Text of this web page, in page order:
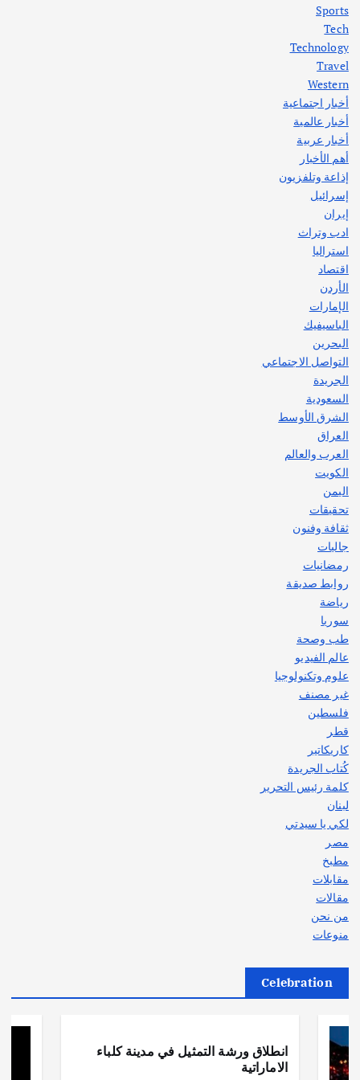
أهم الأخبار
اختتام ورشة السينوغرافيا في مدينة كلباء الاماراتية
أغسطس 3, 2026
Sports
Tech
Technology
Travel
Western
أخبار اجتماعية
أخبار عالمية
أخبار عربية
أهم الأخبار
إذاعة وتلفزيون
إسرائيل
إيران
ادب وتراث
استراليا
اقتصاد
الأردن
الإمارات
الباسيفيك
البحرين
التواصل الاجتماعي
الجريدة
السعودية
الشرق الأوسط
العراق
العرب والعالم
الكويت
اليمن
تحقيقات
ثقافة وفنون
جاليات
رمضانيات
روابط صديقة
رياضة
سوريا
طب وصحة
عالم الفيديو
علوم وتكنولوجيا
غير مصنف
فلسطين
قطر
كاريكاتير
كُتاب الجريدة
كلمة رئيس التحرير
لبنان
لكي يا سيدتي
مصر
مطبخ
مقابلات
مقالات
من نحن
منوعات
Celebration
انطلاق ورشة التمثيل في مدينة كلباء
الاماراتية